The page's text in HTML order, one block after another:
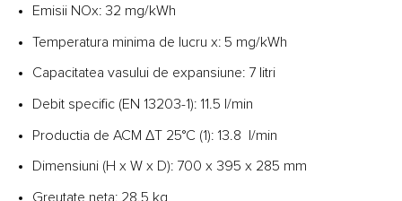
Emisii NOx: 32 mg/kWh
Temperatura minima de lucru x: 5 mg/kWh
Capacitatea vasului de expansiune: 7 litri
Debit specific (EN 13203-1): 11.5 l/min
Productia de ACM ΔT 25°C (1): 13.8 l/min
Dimensiuni (H x W x D): 700 x 395 x 285 mm
Greutate neta: 28.5 kg